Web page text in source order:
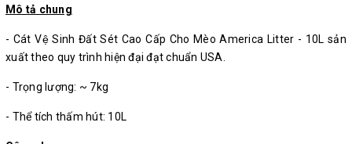
Mô tả chung
- Cát Vệ Sinh Đất Sét Cao Cấp Cho Mèo America Litter - 10L sản
xuất theo quy trình hiện đại đạt chuẩn USA.
- Trọng lượng: ~ 7kg
- Thể tích thấm hút: 10L